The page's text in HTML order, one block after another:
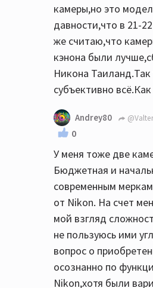
камеры,но это
давности,что в 21-
же считаю,что
кэнона были
Никона Таиланд.Так
субъективно
Andrey80 @Valter
0
У меня тоже две
Бюджетная и
современным
от Nikon. На счет
мой взгляд
не пользуюсь ими
вопрос о
осознанно по
Nikon,хотя были